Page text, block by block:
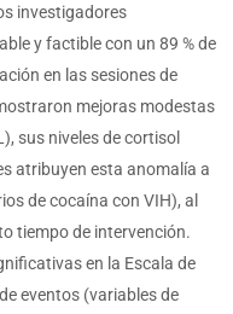
investigadores
y factible con un 89 % de
en las sesiones de
mejoras modestas
sus niveles de cortisol
atribuyen esta anomalía a
de cocaína con VIH), al
tiempo de intervención.
en la Escala de
eventos (variables de